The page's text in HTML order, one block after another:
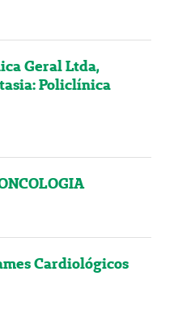
Geral Ltda,
Policlínica
Cardiológicos